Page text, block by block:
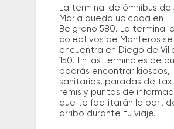
La terminal de ómnibus de
Maria queda ubicada en
Belgrano 580. La terminal
colectivos de Monteros se
encuentra en Diego de
150. En las terminales de
podrás encontrar kioscos,
sanitarios, paradas de
remis y puntos de
que te facilitarán la
arribo durante tu viaje.